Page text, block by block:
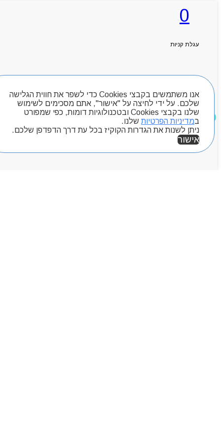
אנו משתמשים בקבצי Cookies כדי לשפר את חווית הגלישה
שלכם. על ידי לחיצה על "אישור", אתם מסכימים לשימוש
שלנו בקבצי Cookies ובטכנולוגיות דומות, כפי שמפורט
במדיניות הפרטיות שלנו.
ניתן לשנות את הגדרות הקוקיז בכל עת דרך הדפדפן שלכם.
אישור
0
עגלת קניות
חיפוש מוצרים
מוצרים שאהבתי
ראשי
אודותניו
המגזין
יצירת קשר
Byou